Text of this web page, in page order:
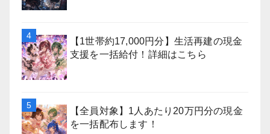
【1世帯約17,000円分】生活再建の現金
支援を一括給付！詳細はこちら
【全員対象】1人あたり20万円分の現金
を一括配布します！